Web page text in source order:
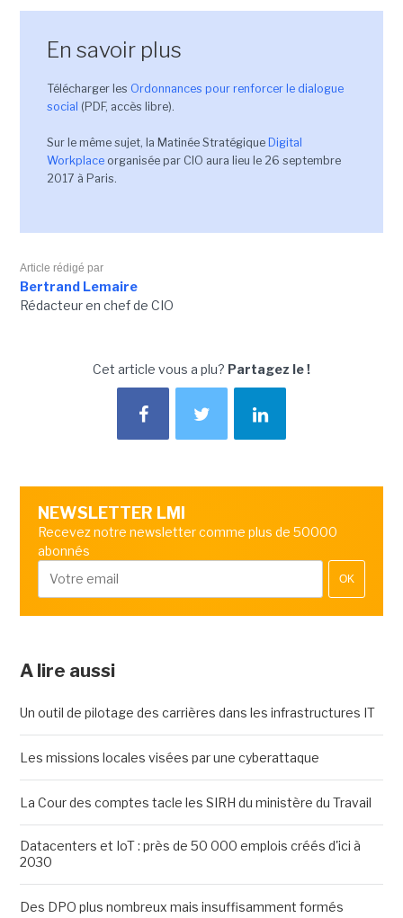
En savoir plus
Télécharger les Ordonnances pour renforcer le dialogue
social (PDF, accès libre).
Sur le même sujet, la Matinée Stratégique Digital
Workplaceorganisée par CIO aura lieu le 26 septembre
2017 à Paris.
Article rédigé par
Bertrand Lemaire
Rédacteur en chef de CIO
Cet article vous a plu? Partagez le !
NEWSLETTER LMI
Recevez notre newsletter comme plus de 50000
abonnés
OK
A lire aussi
Un outil de pilotage des carrières dans les infrastructures IT
Les missions locales visées par une cyberattaque
La Cour des comptes tacle les SIRH du ministère du Travail
Datacenters et IoT : près de 50 000 emplois créés d'ici à
2030
Des DPO plus nombreux mais insuffisamment formés